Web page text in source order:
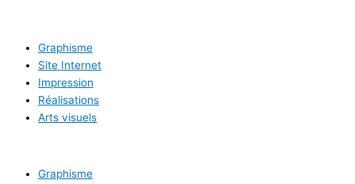
Graphisme
Site Internet
Impression
Réalisations
Arts visuels
Graphisme